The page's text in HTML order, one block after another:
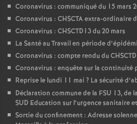
Coronavirus : communiqué du 15 mars
Coronavirus : CHSCTA extra-ordinaire
Coronavirus : CHSCTD13 du 20 mars
La Santé au Travail en période
Coronavirus : compte rendu du
Coronavirus : enquête sur la continuité
Reprise le lundi 11 mai ? La sécurité
Déclaration commune de la FSU 13, de
SUD Education sur l’urgence sanitaire
Sortie du confinement : Adresse